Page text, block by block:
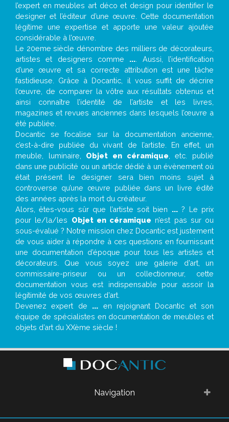
l’expert en meubles art déco et design pour identifier le
designer et l’éditeur d’une œuvre. Cette documentation
légitime une expertise et apporte une valeur ajoutée
considérable à l’œuvre.
Le 20eme siècle dénombre des milliers de décorateurs,
artistes et designers comme ... . Aussi, l’identification
d’une œuvre et sa correcte attribution est une tâche
fastidieuse. Grâce à Docantic, il vous suffit de décrire
l’œuvre, de comparer la vôtre aux résultats obtenus et
ainsi connaître l’identité de l’artiste et les livres,
magazines et revues anciennes dans lesquels l’œuvre a
été publiée.
Docantic se focalise sur la documentation ancienne,
c’est-à-dire publiée du vivant de l’artiste. En effet, un
meuble, luminaire, Objet en céramique , etc. publié
dans une publicité ou un article dédié à un évènement où
était présent le designer sera bien moins sujet à
controverse qu’une œuvre publiée dans un livre édité
des années après la mort du créateur.
Alors, êtes-vous sûr que l’artiste soit bien ...? Le prix
pour le/la/les Objet en céramique n’est pas sur ou
sous-évalué ? Notre mission chez Docantic est justement
de vous aider à répondre à ces questions en fournissant
une documentation d’époque pour tous les artistes et
décorateurs. Que vous soyez une galerie d’art, un
commissaire-priseur ou un collectionneur, cette
documentation vous est indispensable pour assoir la
légitimité de vos œuvres d’art.
Devenez expert de ... en rejoignant Docantic et son
équipe de spécialistes en documentation de meubles et
objets d’art du XXème siècle !
Navigation